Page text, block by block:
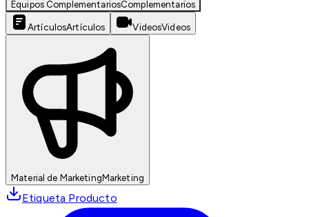
Equipos ComplementariosComplementarios
ArtículosArtículos VideosVideos
Material de MarketingMarketing
Etiqueta Producto